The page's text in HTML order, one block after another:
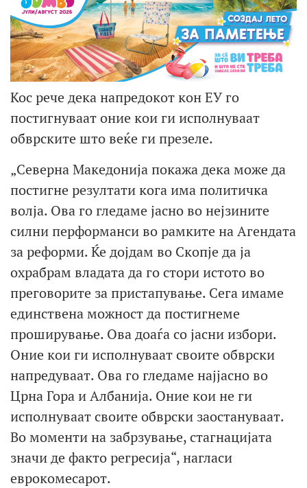
Кос рече дека напредокот кон ЕУ го
постигнуваат оние кои ги исполнуваат
обврските што веќе ги презеле.
„Северна Македонија покажа дека може да
постигне резултати кога има политичка
волја. Ова го гледаме јасно во нејзините
силни перформанси во рамките на Агендата
за реформи. Ќе дојдам во Скопјe да ја
охрабрам владата да го стори истото во
преговорите за пристапување. Сега имаме
единствена можност да постигнеме
проширување. Ова доаѓа со јасни избори.
Оние кои ги исполнуваат своите обврски
напредуваат. Ова го гледаме најјасно во
Црна Гора и Албанија. Оние кои не ги
исполнуваат своите обврски заостануваат.
Во моменти на забрзување, стагнацијата
значи де факто регресија“, нагласи
еврокомесарот.